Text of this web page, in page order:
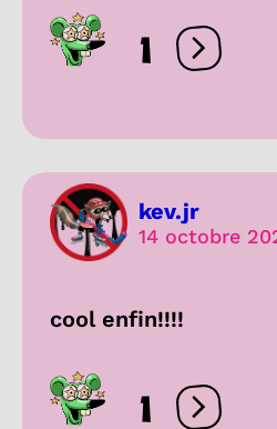
1 Ouvrir
kev.jr
14 octobre
cool enfin!!!!
1 Ouvrir